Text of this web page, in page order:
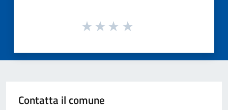
Contatta il comune